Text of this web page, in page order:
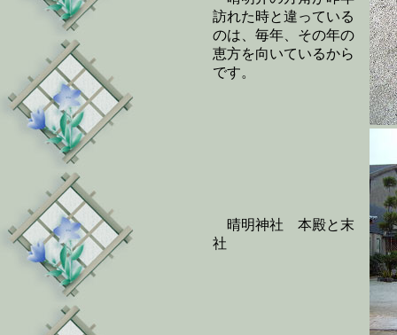
訪れた時と違っている
のは、毎年、その年の
恵方を向いているから
です。
晴明神社 本殿と末
社